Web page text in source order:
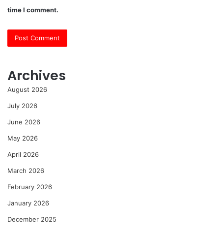
time I comment.
Archives
August 2026
July 2026
June 2026
May 2026
April 2026
March 2026
February 2026
January 2026
December 2025